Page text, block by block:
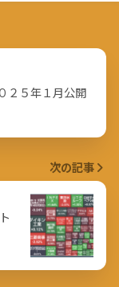
２５年１月公開
次の記事